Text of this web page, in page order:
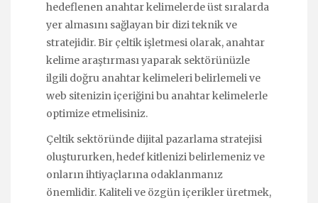
hedeflenen anahtar kelimelerde üst sıralarda
yer almasını sağlayan bir dizi teknik ve
stratejidir. Bir çeltik işletmesi olarak, anahtar
kelime araştırması yaparak sektörünüzle
ilgili doğru anahtar kelimeleri belirlemeli ve
web sitenizin içeriğini bu anahtar kelimelerle
optimize etmelisiniz.
Çeltik sektöründe dijital pazarlama stratejisi
oluştururken, hedef kitlenizi belirlemeniz ve
onların ihtiyaçlarına odaklanmanız
önemlidir. Kaliteli ve özgün içerikler üretmek,